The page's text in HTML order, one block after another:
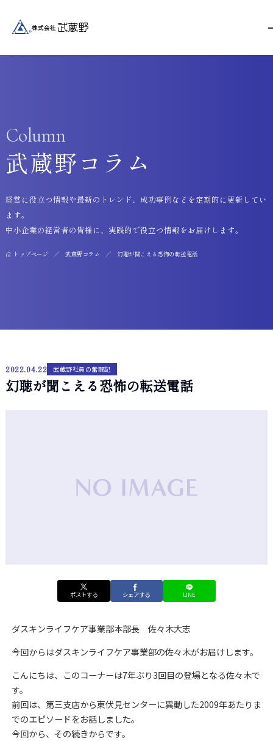
Column
武蔵野コラム
トップページ 武蔵野コラム 幻聴が聞こえる恐怖の転送電話
経営に役立つ情報や最新のトレンド、成功事例などを定期的に更新してい
ます。
中小企業の経営者の皆様に、実践的で役立つ情報をお届けします。
2022.04.22 武蔵野社員の奮闘記
幻聴が聞こえる恐怖の転送電話
ポストする シェアする LINE
ダスキンライフケア事業部本部長 佐々木大志
今回からはダスキンライフケア事業部の佐々木がお届けします。
こんにちは、このコーナーは7年ぶり3回目の登場となる佐々木で
す。
前回は、第三支店から東伏見センターに異動した2009年あたりま
でのエピソードをお話しました。
今回から、その続きからです。